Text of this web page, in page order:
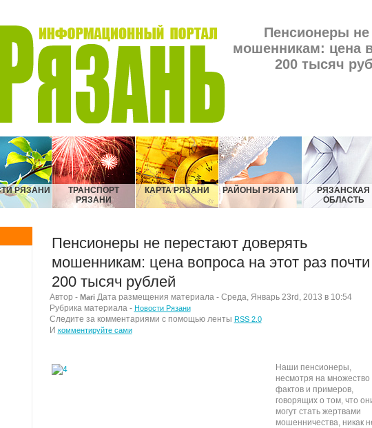
Пенсионеры не
мошенникам: цена
200 тысяч
РЯЗАНИ
ТРАНСПОРТ
РЯЗАНИ
КАРТА РЯЗАНИ РАЙОНЫ РЯЗАНИ
РЯЗАНСКАЯ
ОБЛАСТЬ
Пенсионеры не перестают доверять
мошенникам: цена вопроса на этот раз почти
200 тысяч рублей
Автор - MariДата размещения материала - Среда, Январь 23rd, 2013 в 10:54
Рубрика материала - Новости Рязани
Следите за комментариями с помощью ленты RSS 2.0
И комментируйте сами
Наши пенсионеры,
несмотря на множество
фактов и примеров,
говорящих о том, что
могут стать жертвами
мошенничества, никак